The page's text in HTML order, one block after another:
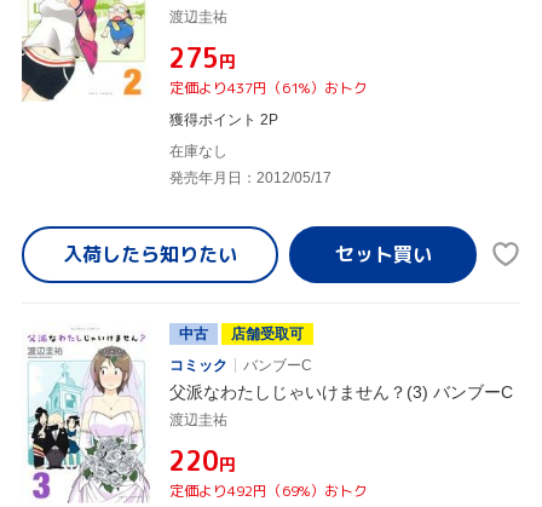
渡辺圭祐
¥275円
定価より437円（61%）おトク
獲得ポイント 2P
在庫なし
発売年月日：2012/05/17
入荷したら知りたい
中古
店舗受取可
コミック
バンブーC
父派なわたしじゃいけません？(3) バンブーC
渡辺圭祐
¥220円
定価より492円（69%）おトク